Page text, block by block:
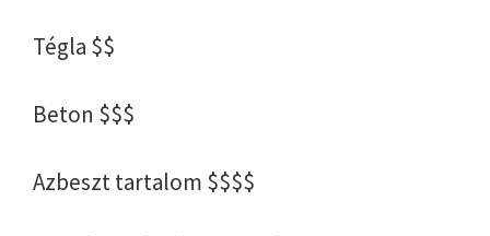
Tégla $$
Beton $$$
Azbeszt tartalom $$$$